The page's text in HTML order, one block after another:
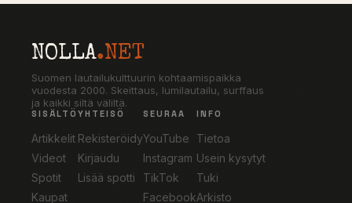
NOLLA.NET
Suomen lautailukulttuurin kohtaamispaikka
vuodesta 2000. Skeittaus, lumilautailu, surffaus
ja kaikki siltä väliltä.
SISÄLTÖ
Artikkelit
Videot
Spotit
Kaupat
YHTEISÖ
Rekisteröidy
Kirjaudu
Lisää spotti
SEURAA
YouTube
Instagram
TikTok
Facebook
INFO
Tietoa
Usein kysytyt
Tuki
Arkisto